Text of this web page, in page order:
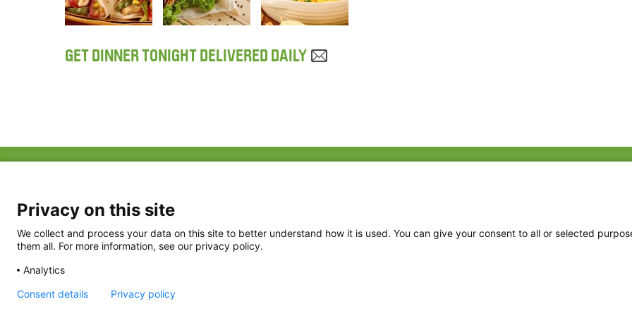
GET DINNER TONIGHT DELIVERED DAILY
Privacy Policy
Privacy on this site
We collect and process your data on this site to better understand how it is used. You can give your consent to all or selected
them all. For more information, see our privacy policy.
Analytics
Consent details Privacy policy